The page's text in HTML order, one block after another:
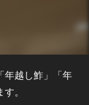
年越し鮓」「年
。